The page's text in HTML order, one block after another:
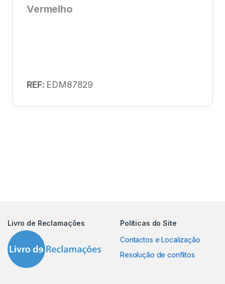
Vermelho
REF: EDM87829
Livro de Reclamações
Políticas do Site
Contactos e Localização
Resolução de conflitos